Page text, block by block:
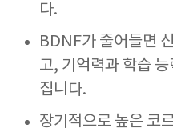
다.
BDNF가 줄어들면
고, 기억력과 학습
집니다.
장기적으로 높은 코